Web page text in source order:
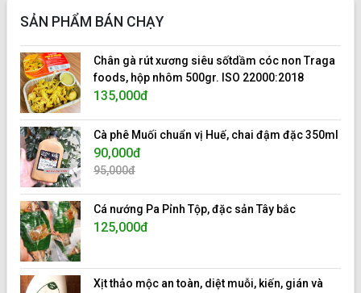
SẢN PHẨM BÁN CHẠY
Chân gà rút xương siêu sốtdầm cóc non Traga
foods, hộp nhôm 500gr. ISO 22000:2018
135,000đ
Cà phê Muối chuẩn vị Huế, chai đậm đặc 350ml
90,000đ
95,000đ
Cá nướng Pa Pỉnh Tộp, đặc sản Tây bắc
125,000đ
Xịt thảo mộc an toàn, diệt muỗi, kiến, gián và